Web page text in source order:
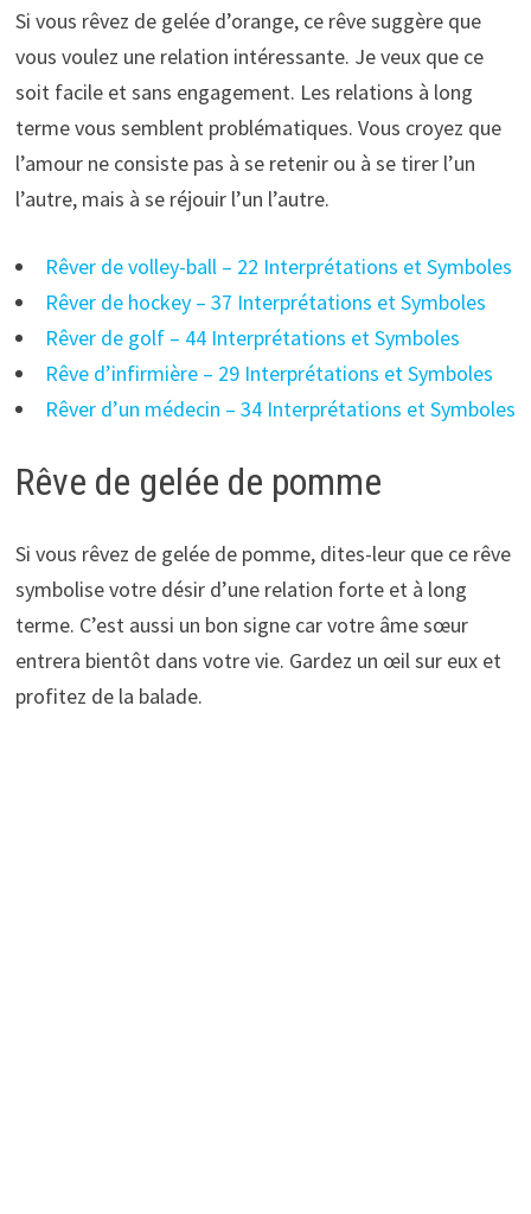
Si vous rêvez de gelée d’orange, ce rêve suggère que
vous voulez une relation intéressante. Je veux que ce
soit facile et sans engagement. Les relations à long
terme vous semblent problématiques. Vous croyez que
l’amour ne consiste pas à se retenir ou à se tirer l’un
l’autre, mais à se réjouir l’un l’autre.
Rêver de volley-ball – 22 Interprétations et Symboles
Rêver de hockey – 37 Interprétations et Symboles
Rêver de golf – 44 Interprétations et Symboles
Rêve d’infirmière – 29 Interprétations et Symboles
Rêver d’un médecin – 34 Interprétations et Symboles
Rêve de gelée de pomme
Si vous rêvez de gelée de pomme, dites-leur que ce rêve
symbolise votre désir d’une relation forte et à long
terme. C’est aussi un bon signe car votre âme sœur
entrera bientôt dans votre vie. Gardez un œil sur eux et
profitez de la balade.